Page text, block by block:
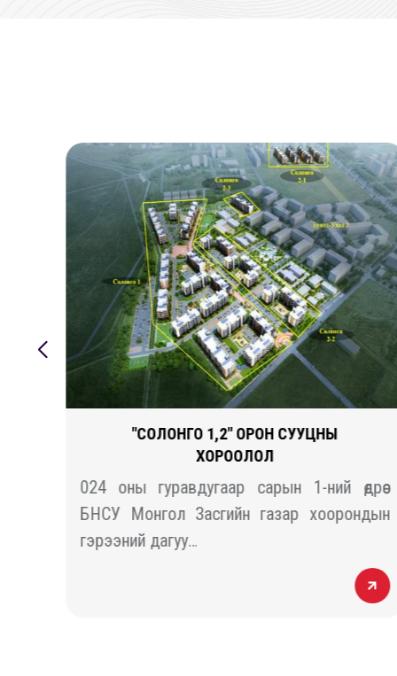
"СОЛОНГО 1,2" ОРОН СУУЦНЫ
ХОРООЛОЛ
024 оны гуравдугаар сарын 1-ний өдрөөс
БНСУ Монгол Засгийн газар хоорондын
гэрээний дагуу…